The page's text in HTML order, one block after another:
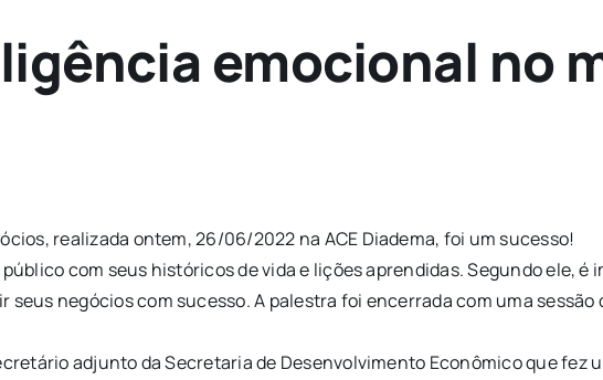
emocional no
realizada ontem, 26/06/2022 na ACE Diadema, foi um sucesso!
com seus históricos de vida e lições aprendidas. Segundo ele, é
negócios com sucesso. A palestra foi encerrada com uma sessão
adjunto da Secretaria de Desenvolvimento Econômico que fez